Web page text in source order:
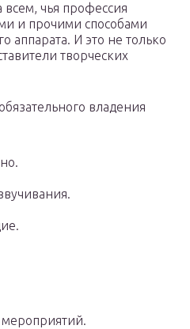
всем, чья профессия
и прочими способами
аппарата. И это не только
творческих
владения